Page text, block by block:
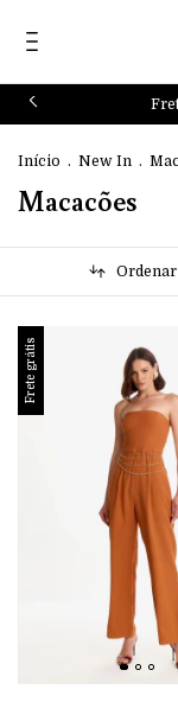
Início . New In .
Macacões
Ordenar
Frete grátis